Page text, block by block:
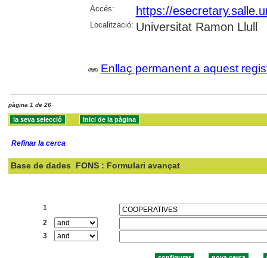
Accés: https://
Localització: Universitat Ramon Llull
Enllaç permanent a aquest
pàgina 1 de 26
Refinar la cerca
Base de dades FONS : Formulari avançat
1
2
3